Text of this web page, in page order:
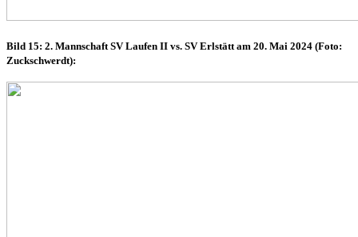
Bild 15: 2. Mannschaft SV Laufen II vs. SV Erlstätt am 20. Mai 2024 (Foto:
Zuckschwerdt):